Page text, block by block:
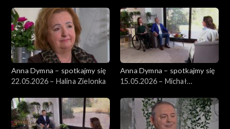
Anna Dymna – spotkajmy się
22.05.2026 – Halina Zielonka
Anna Dymna – spotkajmy się
15.05.2026 – Michał